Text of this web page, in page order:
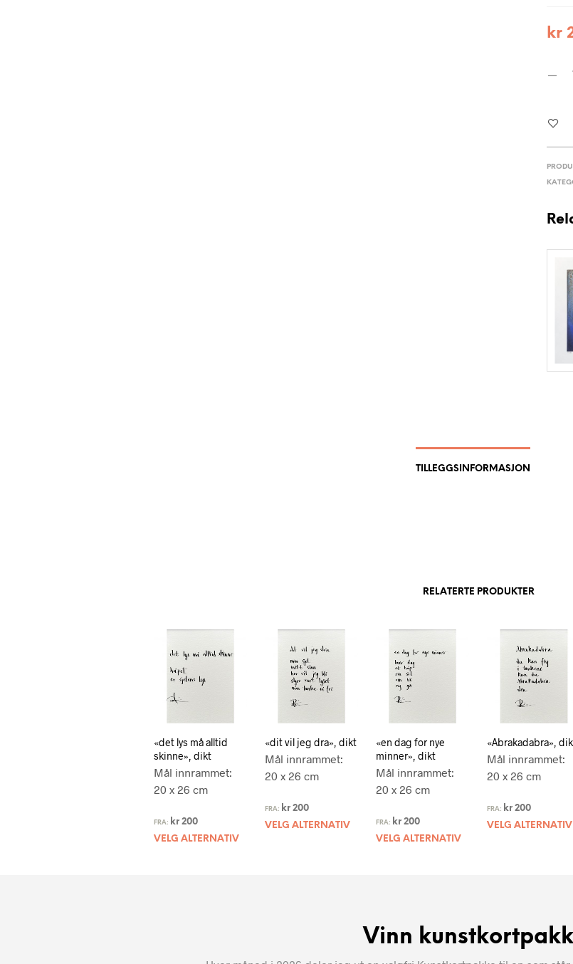
kr
TILLEGGSINFORMASJON
RELATERTE PRODUKTER
«det lys må alltid
skinne», dikt
Mål innrammet:
20 x 26 cm
FRA: kr200
VELG ALTERNATIV
«dit vil jeg dra», dikt
Mål innrammet:
20 x 26 cm
FRA: kr200
VELG ALTERNATIV
«en dag for nye
minner», dikt
Mål innrammet:
20 x 26 cm
FRA: kr 200
VELG ALTERNATIV
«Abrakadabra»,
Mål innrammet:
20 x 26 cm
FRA: kr 200
VELG ALTERNATIV
Vinn